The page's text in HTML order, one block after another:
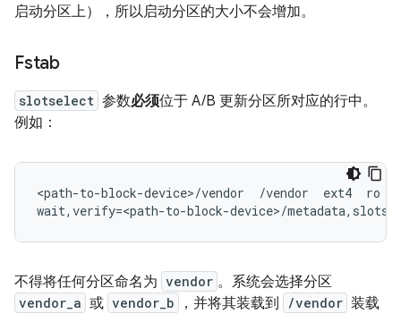
启动分区上），所以启动分区的大小不会增加。
Fstab
slotselect 参数必须位于 A/B 更新分区所对应的行中。
例如：
<path-to-block-device>/vendor  /vendor  ext4  ro
不得将任何分区命名为 vendor 。系统会选择分区
vendor_a 或 vendor_b ，并将其装载到 /vendor 装载